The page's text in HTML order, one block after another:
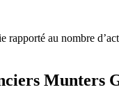
rapporté au nombre
Munters